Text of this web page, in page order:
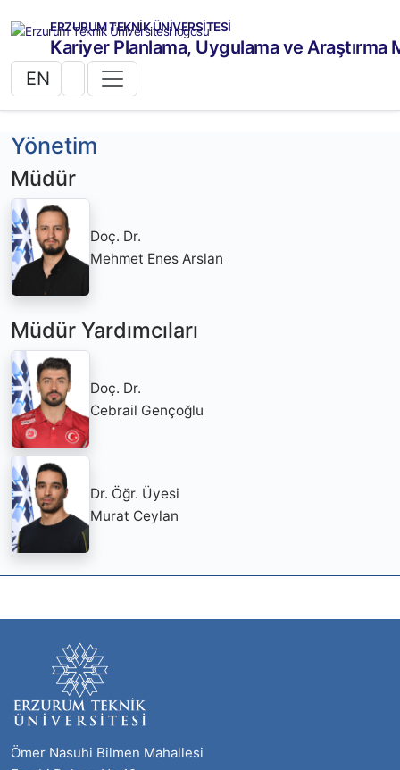
ERZURUM TEKNİK ÜNİVERSİTESİ
Kariyer Planlama, Uygulama ve Araştırma
EN
Yönetim
Müdür
Doç. Dr.
Mehmet Enes Arslan
Müdür Yardımcıları
Doç. Dr.
Cebrail Gençoğlu
Dr. Öğr. Üyesi
Murat Ceylan
Ömer Nasuhi Bilmen Mahallesi